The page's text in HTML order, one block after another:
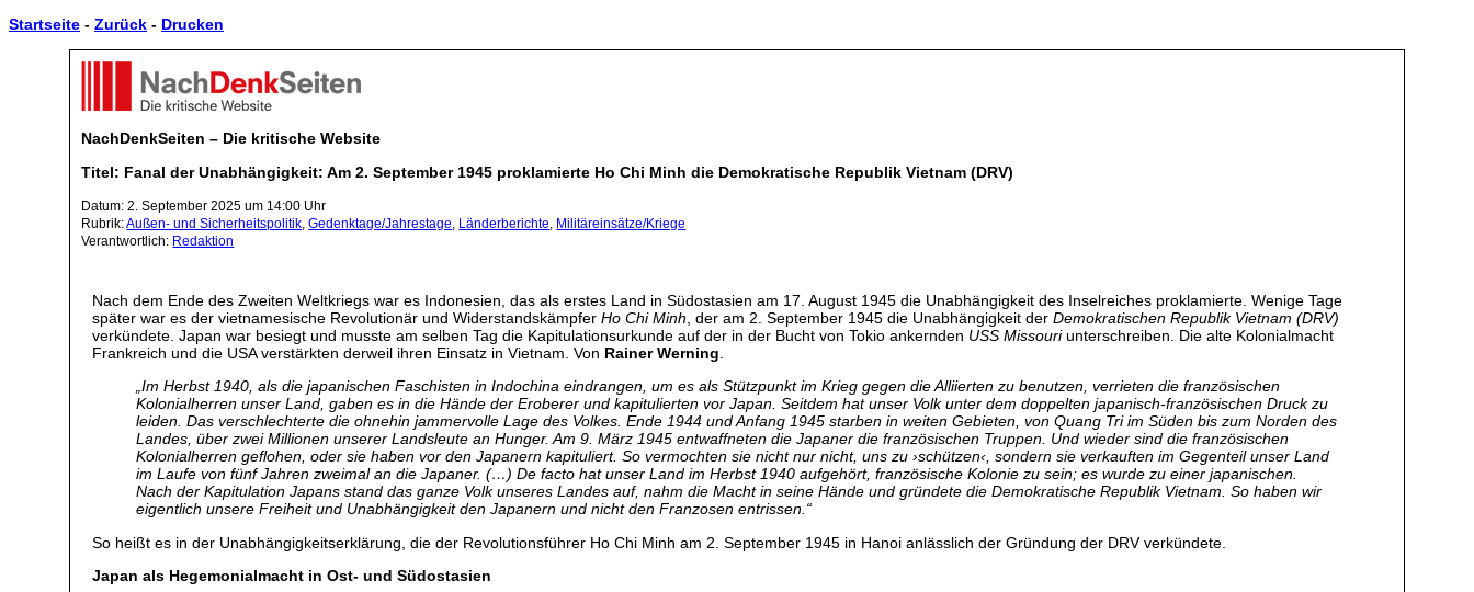
Startseite - Zurück - Drucken
NachDenkSeiten – Die kritische Website
Titel: Fanal der Unabhängigkeit: Am 2. September 1945 proklamierte Ho Chi Minh die Demokratische Republik Vietnam (DRV)
Datum: 2. September 2025 um 14:00 Uhr
Rubrik:Außen- und Sicherheitspolitik,Gedenktage/Jahrestage, Länderberichte, Militäreinsätze/Kriege
Verantwortlich: Redaktion
Nach dem Ende des Zweiten Weltkriegs war es Indonesien, das als erstes Land in Südostasien am 17. August 1945 die Unabhängigkeit des Inselreiches proklamierte. Wenige Tage
später war es der vietnamesische Revolutionär und WiderstandskämpferHo Chi Minh , der am 2. September 1945 die Unabhängigkeit derDemokratischen Republik Vietnam (DRV)
verkündete. Japan war besiegt und musste am selben Tag die Kapitulationsurkunde auf der in der Bucht von Tokio ankernden USS Missouriunterschreiben. Die alte Kolonialmacht
Frankreich und die USA verstärkten derweil ihren Einsatz in Vietnam. Von Rainer Werning
„Im Herbst 1940, als die japanischen Faschisten in Indochina eindrangen, um es als Stützpunkt im Krieg gegen die Alliierten zu benutzen, verrieten die französischen
Kolonialherren unser Land, gaben es in die Hände der Eroberer und kapitulierten vor Japan. Seitdem hat unser Volk unter dem doppelten japanisch-französischen Druck zu
leiden. Das verschlechterte die ohnehin jammervolle Lage des Volkes. Ende 1944 und Anfang 1945 starben in weiten Gebieten, von Quang Tri im Süden bis zum Norden des
Landes, über zwei Millionen unserer Landsleute an Hunger. Am 9. März 1945 entwaffneten die Japaner die französischen Truppen. Und wieder sind die französischen
Kolonialherren geflohen, oder sie haben vor den Japanern kapituliert. So vermochten sie nicht nur nicht, uns zu ›schützen‹, sondern sie verkauften im Gegenteil unser Land
im Laufe von fünf Jahren zweimal an die Japaner. (…) De facto hat unser Land im Herbst 1940 aufgehört, französische Kolonie zu sein; es wurde zu einer japanischen.
Nach der Kapitulation Japans stand das ganze Volk unseres Landes auf, nahm die Macht in seine Hände und gründete die Demokratische Republik Vietnam. So haben wir
eigentlich unsere Freiheit und Unabhängigkeit den Japanern und nicht den Franzosen entrissen.“
So heißt es in der Unabhängigkeitserklärung, die der Revolutionsführer Ho Chi Minh am 2. September 1945 in Hanoi anlässlich der Gründung der DRV verkündete.
Japan als Hegemonialmacht in Ost- und Südostasien